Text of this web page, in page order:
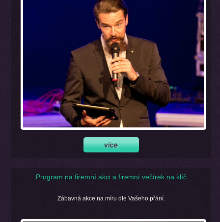
Program na firemní akci a firemní večírek na klíč
Zábavná akce na míru dle Vašeho přání.